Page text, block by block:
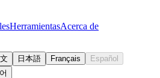
HerramientasAcerca de
日本語 Français
Español